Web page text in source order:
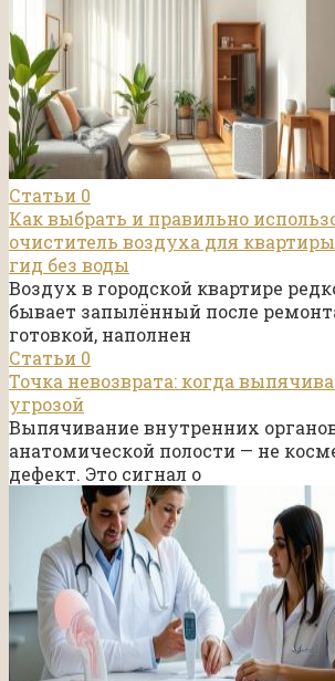
Статьи 0
Как выбрать и правильно
очиститель воздуха для
гид без воды
Воздух в городской квартире
бывает запылённый после
готовкой, наполнен
Статьи 0
Точка невозврата: когда
угрозой
Выпячивание внутренних
анатомической полости — не
дефект. Это сигнал о